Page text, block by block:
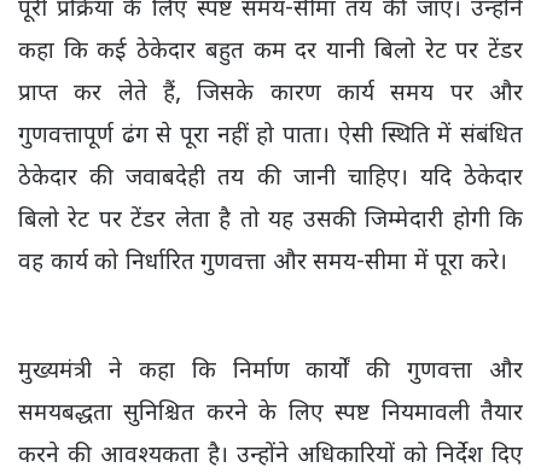
पूरी प्रक्रिया के लिए स्पष्ट समय-सीमा तय की जाए। उन्होंने
कहा कि कई ठेकेदार बहुत कम दर यानी बिलो रेट पर टेंडर
प्राप्त कर लेते हैं, जिसके कारण कार्य समय पर और
गुणवत्तापूर्ण ढंग से पूरा नहीं हो पाता। ऐसी स्थिति में संबंधित
ठेकेदार की जवाबदेही तय की जानी चाहिए। यदि ठेकेदार
बिलो रेट पर टेंडर लेता है तो यह उसकी जिम्मेदारी होगी कि
वह कार्य को निर्धारित गुणवत्ता और समय-सीमा में पूरा करे।
मुख्यमंत्री ने कहा कि निर्माण कार्यों की गुणवत्ता और
समयबद्धता सुनिश्चित करने के लिए स्पष्ट नियमावली तैयार
करने की आवश्यकता है। उन्होंने अधिकारियों को निर्देश दिए